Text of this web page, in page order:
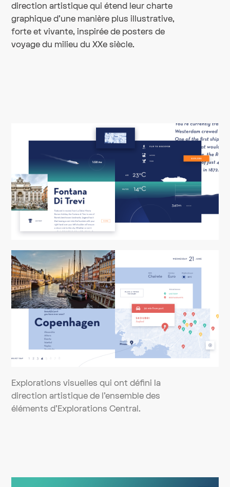
direction artistique qui étend leur charte
graphique d'une manière plus illustrative,
forte et vivante, inspirée de posters de
voyage du milieu du XXe siècle.
Explorations visuelles qui ont défini la
direction artistique de l'ensemble des
éléments d'Explorations Central.